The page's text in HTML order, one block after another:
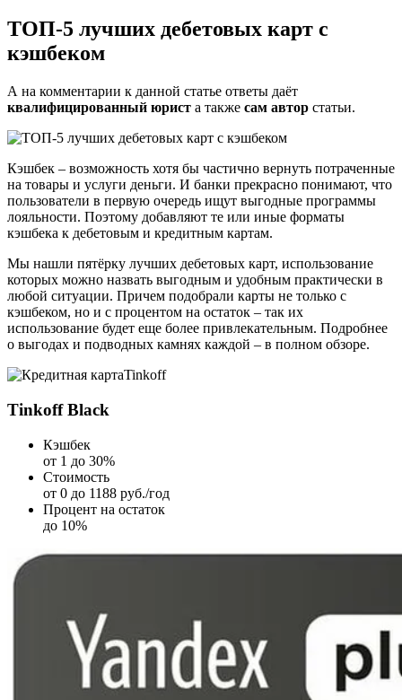
ТОП-5 лучших дебетовых карт с
кэшбеком
А на комментарии к данной статье ответы даёт
квалифицированный юрист а также сам автор статьи.
Кэшбек – возможность хотя бы частично вернуть потраченные
на товары и услуги деньги. И банки прекрасно понимают, что
пользователи в первую очередь ищут выгодные программы
лояльности. Поэтому добавляют те или иные форматы
кэшбека к дебетовым и кредитным картам.
Мы нашли пятёрку лучших дебетовых карт, использование
которых можно назвать выгодным и удобным практически в
любой ситуации. Причем подобрали карты не только с
кэшбеком, но и с процентом на остаток – так их
использование будет еще более привлекательным. Подробнее
о выгодах и подводных камнях каждой – в полном обзоре.
Tinkoff
Tinkoff Black
Кэшбек
от 1 до 30%
Стоимость
от 0 до 1188 руб./год
Процент на остаток
до 10%